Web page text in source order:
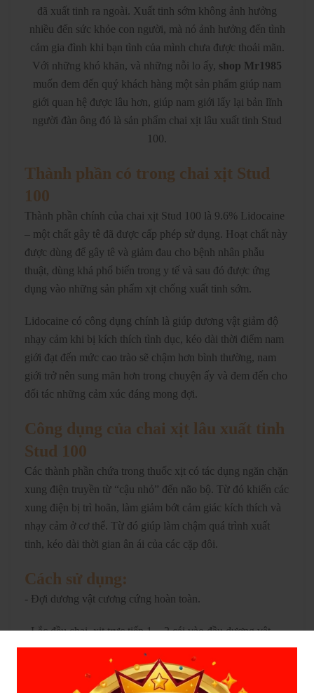
đã xuất tinh ra ngoài. Xuất tinh sớm không ảnh hưởng
nhiều đến sức khỏe con người, mà nó ảnh hưởng đến tình
cảm gia đình khi bạn tình của mình chưa được thoải mãn.
Với những khó khăn, và những nỗi lo ấy, shop Mr1985
muốn đem đến quý khách hàng một sản phẩm giúp nam
giới quan hệ được lâu hơn, giúp nam giới lấy lại bản lĩnh
người đàn ông đó là sản phẩm chai xịt lâu xuất tinh Stud
100.
Thành phần có trong chai xịt Stud
100
Thành phần chính của chai xịt Stud 100 là 9.6% Lidocaine
– một chất gây tê đã được cấp phép sử dụng. Hoạt chất này
được dùng để gây tê và giảm đau cho bệnh nhân phẫu
thuật, dùng khá phổ biến trong y tế và sau đó được ứng
dụng vào những sản phẩm xịt chống xuất tinh sớm.
Lidocaine có công dụng chính là giúp dương vật giảm độ
nhạy cảm khi bị kích thích tình dục, kéo dài thời điểm nam
giới đạt đến mức cao trào sẽ chậm hơn bình thường, nam
giới trở nên sung mãn hơn trong chuyện ấy và đem đến cho
đối tác những cảm xúc đáng mong đợi.
Công dụng của chai xịt lâu xuất tinh
Stud 100
Các thành phần chứa trong thuốc xịt có tác dụng ngăn chặn
xung điện truyền từ “cậu nhỏ” đến não bộ. Từ đó khiến các
xung điện bị trì hoãn, làm giảm bớt cảm giác kích thích và
nhạy cảm ở cơ thể. Từ đó giúp làm chậm quá trình xuất
tinh, kéo dài thời gian ân ái của các cặp đôi.
Cách sử dụng:
- Đợi dương vật cương cứng hoàn toàn.
- Lắc đều chai, xịt trực tiếp 1 - 2 cái vào đầu dương vật.
- Sau đó quan hệ như bình thường.